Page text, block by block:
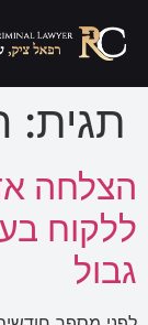
תגית:
הצלחה
ללקוח
גבול